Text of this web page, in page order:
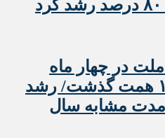
در چهار ماه
نخست امسال از ۱۴.۵ همت گذشت/ رشد
مدت مشابه سال